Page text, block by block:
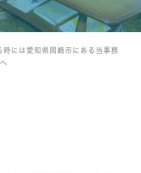
時には愛知県岡崎市にある当事務